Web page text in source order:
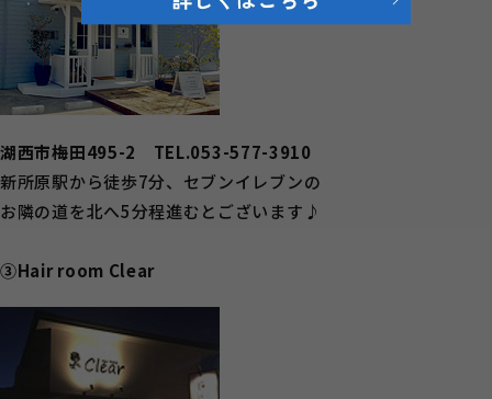
湖西市梅田495-2 TEL.053-577-3910
新所原駅から徒歩7分、セブンイレブンの
お隣の道を北へ5分程進むとございます♪
③Hair room Clear